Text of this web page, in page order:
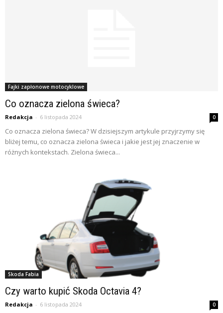
Fajki zapłonowe motocyklowe
Co oznacza zielona świeca?
Redakcja - 6 listopada 2024 0
Co oznacza zielona świeca? W dzisiejszym artykule przyjrzymy się
bliżej temu, co oznacza zielona świeca i jakie jest jej znaczenie w
różnych kontekstach. Zielona świeca...
Skoda Fabia
Czy warto kupić Skoda Octavia 4?
Redakcja - 6 listopada 2024 0